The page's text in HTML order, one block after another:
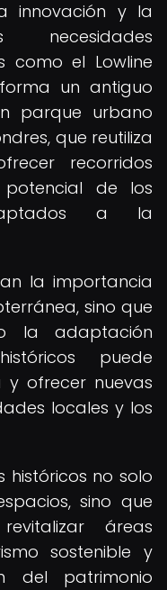
innovación y la
como el Lowline
un antiguo
parque urbano
que reutiliza
recorridos
potencial de los
a la
la importancia
sino que
la adaptación
puede
ofrecer nuevas
locales y los
históricos no solo
sino que
áreas
sostenible y
del patrimonio